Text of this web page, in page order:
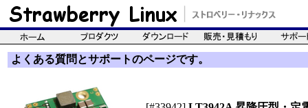
よくある質問とサポートのページです。